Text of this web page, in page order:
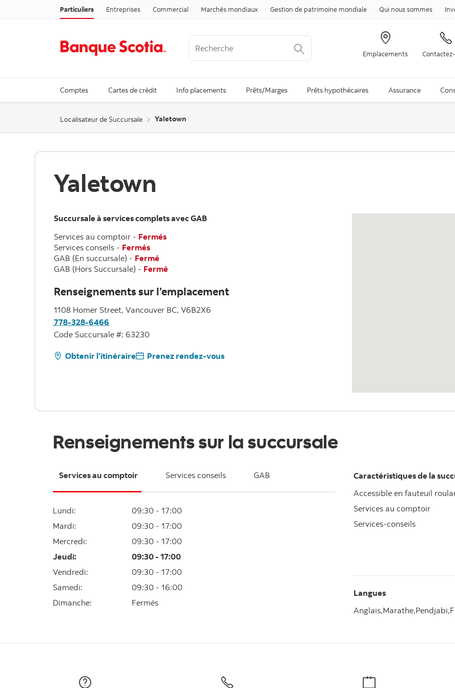
Passer au contenu
Particuliers Entreprises Commercial Marchés mondiaux Gestion de patrimoine mondiale Qui nous sommes
Emplacements
Comptes Cartes de crédit Info placements Prêts/Marges Prêts hypothécaires Assurance
Localisateur de Succursale Yaletown
Yaletown
Succursale à services complets avec GAB
Services au comptoir- Fermés
Services conseils- Fermés
GAB (En succursale) - Fermé
GAB (Hors Succursale) - Fermé
Renseignements sur l’emplacement
1108 Homer Street, Vancouver BC, V6B2X6
778-328-6466
Code Succursale #: 63230
Obtenir l’itinéraire Prenez rendez-vous
Renseignements sur la succursale
Services au comptoir Services conseils GAB
Lundi:
09:30 - 17:00
Mardi:
09:30 - 17:00
Mercredi:
09:30 - 17:00
Jeudi:
09:30 - 17:00
Vendredi:
09:30 - 17:00
Samedi:
09:30 - 16:00
Dimanche: Fermés
Caractéristiques de la
Accessible en fauteuil
Services au comptoir
Services-conseils
Langues
Anglais,Marathe,Pendjabi,